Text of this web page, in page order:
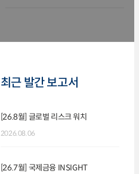
최근 발간 보고서
[26.8월] 글로벌 리스크 워치
2026.08.06
[26.7월] 국제금융 INSIGHT